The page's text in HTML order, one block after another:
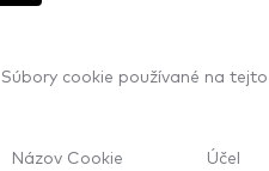
Súbory cookie používané na
Názov Cookie Účel